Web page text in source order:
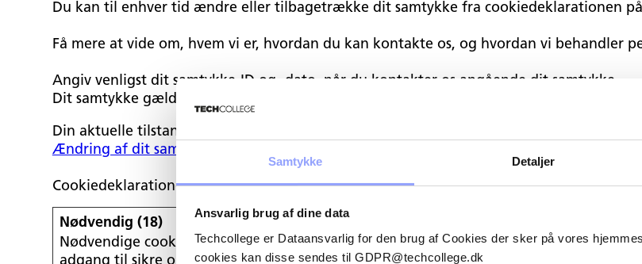
Samtykke Detaljer
Ansvarlig brug af dine data
Techcollege er Dataansvarlig for den brug af Cookies der sker på vores
cookies kan disse sendes til GDPR@techcollege.dk
Du kan til enhver tid ændre eller tilbagetrække dit samtykke fra cookiedeklarationen på
Få mere at vide om, hvem vi er, hvordan du kan kontakte os, og hvordan vi behandler
Angiv venligst dit samtykke-ID og -dato, når du kontakter os angående dit samtykke.
Dit samtykke gælder for følgende domæner: en.techcollege.dk, techcollege.dk
Din aktuelle tilstand: Afvis.
Ændring af dit samtykke
Cookiedeklarationen er sidst opdateret d. 12/07/2026 afCookiebot:
Nødvendig (18)
Nødvendige cookies hjælper med at gøre en hjemmeside brugbar ved at aktivere